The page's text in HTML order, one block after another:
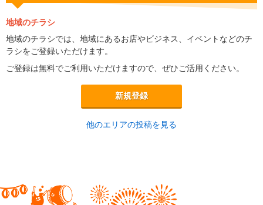
地域のチラシ
地域のチラシでは、地域にあるお店やビジネス、イベントなどのチ
ラシをご登録いただけます。
ご登録は無料でご利用いただけますので、ぜひご活用ください。
新規登録
他のエリアの投稿を見る